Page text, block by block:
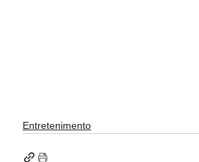
Entretenimento